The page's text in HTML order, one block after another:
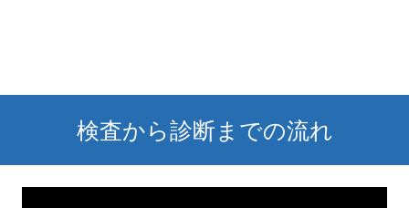
検査から診断までの流れ